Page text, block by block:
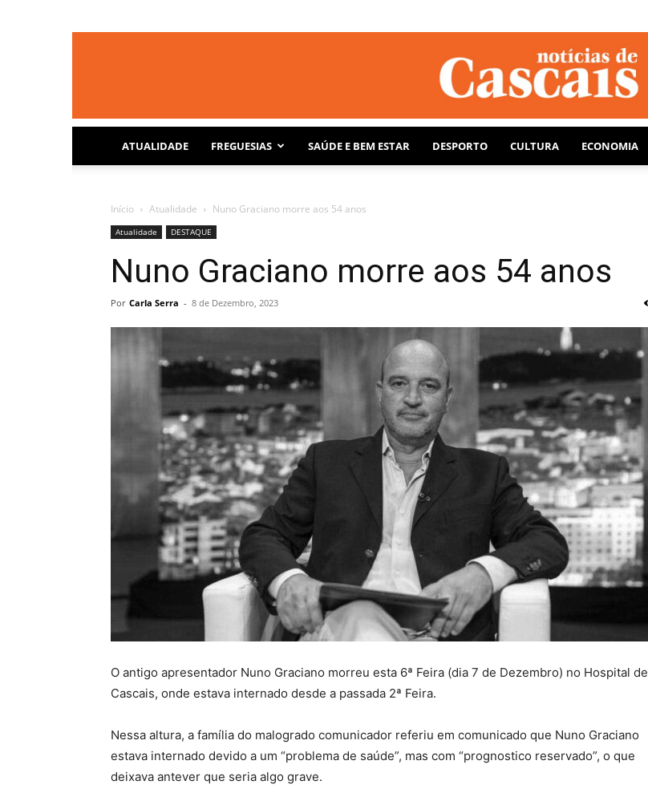
Notícias
de
Cascais
ATUALIDADE FREGUESIAS SAÚDE E BEM ESTAR DESPORTO CULTURA ECONOMIA
Início Atualidade Nuno Graciano morre aos 54 anos
Atualidade DESTAQUE
Nuno Graciano morre aos 54 anos
Por Carla Serra - 8 de Dezembro, 2023
O antigo apresentador Nuno Graciano morreu esta 6ª Feira (dia 7 de Dezembro) no Hospital de
Cascais, onde estava internado desde a passada 2ª Feira.
Nessa altura, a família do malogrado comunicador referiu em comunicado que Nuno Graciano
estava internado devido a um “problema de saúde”, mas com “prognostico reservado”, o que
deixava antever que seria algo grave.